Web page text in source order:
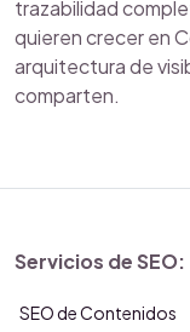
trazabilidad
quieren crecer en
arquitectura de
comparten.
Servicios de SEO:
SEO de Contenidos